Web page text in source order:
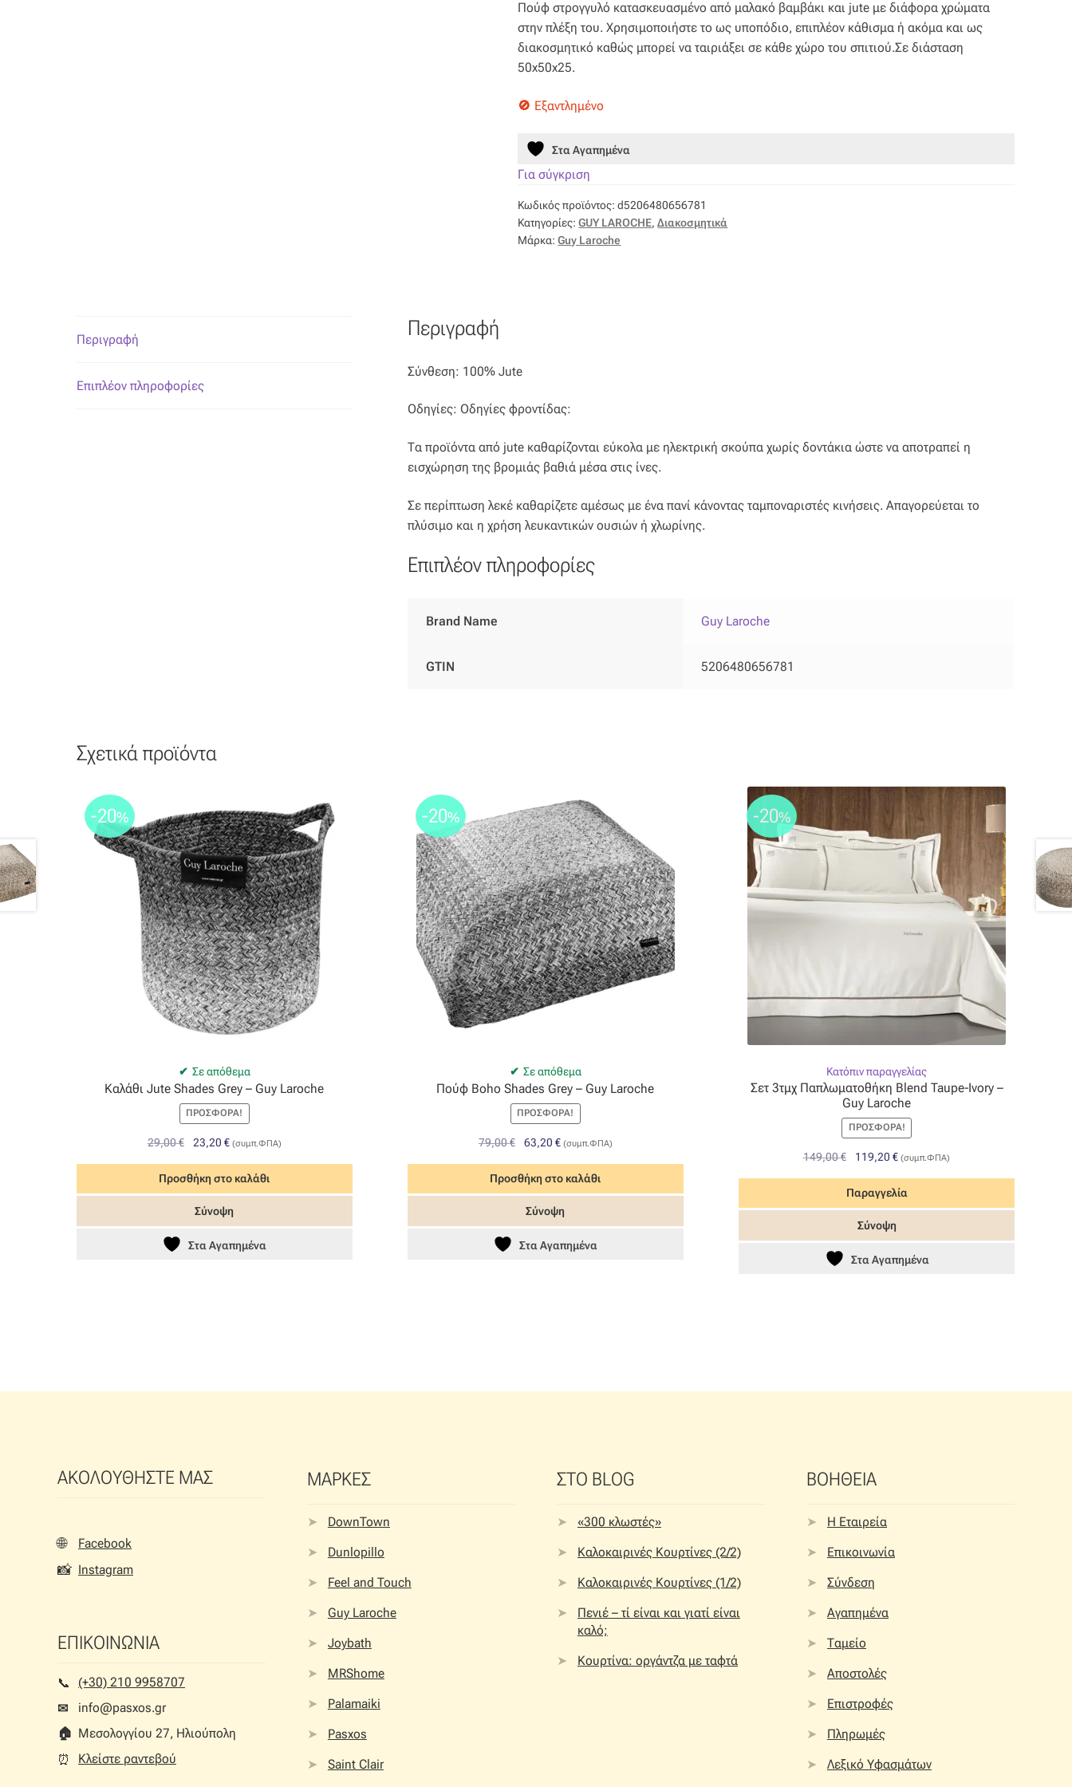
was:
79,00 €.
τιμή
είναι:
Πούφ στρογγυλό κατασκευασμένο από μαλακό βαμβάκι και jute με διάφορα χρώματα
στην πλέξη του. Χρησιμοποιήστε το ως υποπόδιο, επιπλέον κάθισμα ή ακόμα και ως
διακοσμητικό καθώς μπορεί να ταιριάξει σε κάθε χώρο του σπιτιού.Σε διάσταση
50x50x25.
Εξαντλημένο
Στα Αγαπημένα
Για σύγκριση
Κωδικός προϊόντος:d5206480656781
Κατηγορίες:GUY LAROCHE,Διακοσμητικά
Μάρκα:Guy Laroche
Περιγραφή
Επιπλέον πληροφορίες
Περιγραφή
Σύνθεση: 100% Jute
Οδηγίες: Οδηγίες φροντίδας:
Tα προϊόντα από jute καθαρίζονται εύκολα με ηλεκτρική σκούπα χωρίς δοντάκια ώστε να αποτραπεί η
εισχώρηση της βρομιάς βαθιά μέσα στις ίνες.
Σε περίπτωση λεκέ καθαρίζετε αμέσως με ένα πανί κάνοντας ταμποναριστές κινήσεις. Απαγορεύεται το
πλύσιμο και η χρήση λευκαντικών ουσιών ή χλωρίνης.
Επιπλέον πληροφορίες
Brand Name Guy Laroche
GTIN 5206480656781
Σχετικά προϊόντα
Σε απόθεμα
-20%
Καλάθι Jute Shades Grey – Guy Laroche
ΠΡΟΣΦΟΡΆ!
29,00€
Original
was:
29,00 €.
23,20€Η
τιμή
είναι:
23,20 €.
(συμπ.ΦΠΑ)
Προσθήκη στο καλάθι
Σύνοψη
Στα Αγαπημένα
Σε απόθεμα
-20%
Πούφ Boho Shades Grey – Guy Laroche
ΠΡΟΣΦΟΡΆ!
79,00€
Original
was:
79,00 €.
63,20€Η
τιμή
είναι:
63,20 €.
(συμπ.ΦΠΑ)
Προσθήκη στο καλάθι
Σύνοψη
Στα Αγαπημένα
Κατόπιν παραγγελίας
-20%
Σετ 3τμχ Παπλωματοθήκη Blend Taupe-Ivory –
Guy Laroche
ΠΡΟΣΦΟΡΆ!
149,00€
Original
was:
149,00 €.
119,20€Η
τιμή
είναι:
(συμπ.ΦΠΑ)
Παραγγελία
Σύνοψη
Στα Αγαπημένα
ΑΚΟΛΟΥΘΗΣΤΕ ΜΑΣ
🌐 Facebook
📸 Instagram
ΕΠΙΚΟΙΝΩΝΙΑ
📞︎
(+30) 210 9958707
✉
info@pasxos.gr
🏠︎ Μεσολογγίου 27, Ηλιούπολη
⏰︎
Κλείστε ραντεβού
ΜΑΡΚΕΣ
DownTown
Dunlopillo
Feel and Touch
Guy Laroche
Joybath
MRShome
Palamaiki
Pasxos
Saint Clair
ΣΤΟ BLOG
«300 κλωστές»
Καλοκαιρινές Κουρτίνες (2/2)
Καλοκαιρινές Κουρτίνες (1/2)
Πενιέ – τί είναι και γιατί είναι
καλό;
Κουρτίνα: οργάντζα με ταφτά
ΒΟΗΘΕΙΑ
Η Εταιρεία
Επικοινωνία
Σύνδεση
Αγαπημένα
Ταμείο
Αποστολές
Επιστροφές
Πληρωμές
Λεξικό Υφασμάτων